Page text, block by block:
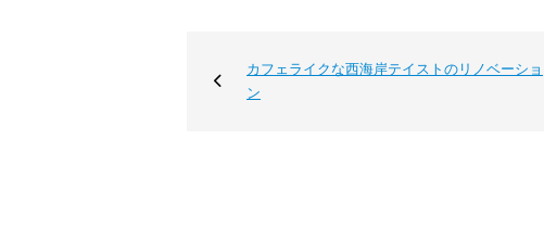
カフェライクな西海岸テイストのリノベーショ
ン